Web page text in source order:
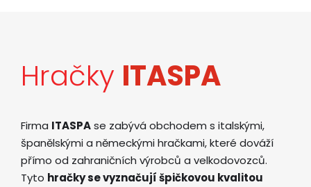
Hračky ITASPA
Firma ITASPAse zabývá obchodem s italskými,
španělskými a německými hračkami, které dováží
přímo od zahraničních výrobců a velkodovozců.
Tyto hračky se vyznačují špičkovou kvalitou